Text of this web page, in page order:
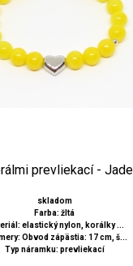
prevliekací -
skladom
Farba: žltá
elastický nylon, korálky ...
Obvod zápästia: 17 cm, š...
Typ náramku: prevliekací